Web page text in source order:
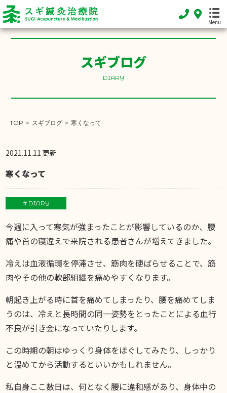
Menu
ホーム
HOME
FEATURE
スギブログ
DIARY
スギブログ
DIARY
TOP > スギブログ > 寒くなって
2021.11.11 更新
寒くなって
# DIARY
今週に入って寒気が強まったことが影響しているのか、腰
痛や首の寝違えで来院される患者さんが増えてきました。
冷えは血液循環を停滞させ、筋肉を硬ばらせることで、筋
肉やその他の軟部組織を痛めやすくなります。
朝起き上がる時に首を痛めてしまったり、腰を痛めてしま
うのは、冷えと長時間の同一姿勢をとったことによる血行
不良が引き金になっていたりします。
この時期の朝はゆっくり身体をほぐしてみたり、しっかり
と温めてから活動するといいかもしれません。
私自身ここ数日は、何となく腰に違和感があり、身体中の